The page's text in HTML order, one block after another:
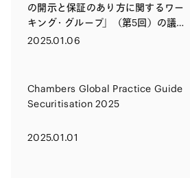
の開示と保証のあり方に関するワー
キング・グループ」（第5回）の議論
状況
2025.01.06
Chambers Global Practice Guide
Securitisation 2025
2025.01.01